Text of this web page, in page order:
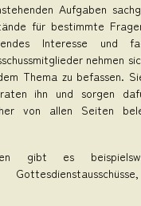
Aufgaben
für bestimmte
Interesse und
nehmen
Thema zu befassen.
ihn und sorgen
von allen Seiten
gibt es